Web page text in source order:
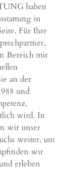
haben
in
Für Ihre
Bereich mit
an der
und
wird. In
wir unser
weiter, um
wir
erleben